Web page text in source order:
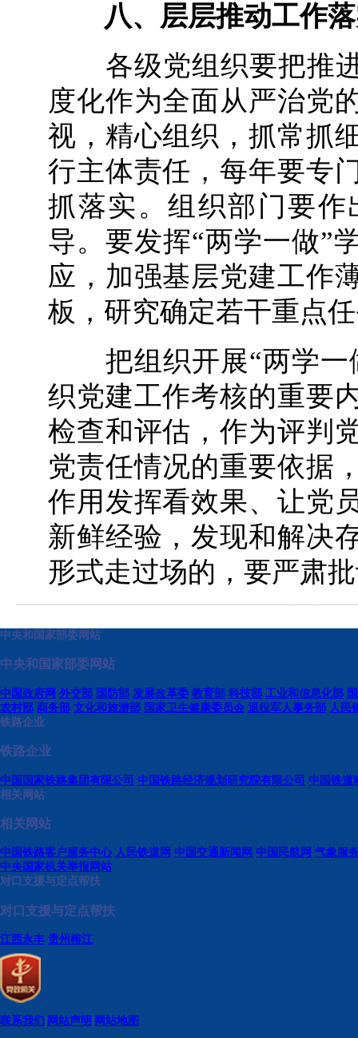
八、层层推动工作
各级党组织要把推进
度化作为全面从严治党
视，精心组织，抓常抓
行主体责任，每年要专
抓落实。组织部门要
导。要发挥“两学一做”
应，加强基层党建工作
板，研究确定若干重点
把组织开展“两学一
织党建工作考核的重要
检查和评估，作为评判
党责任情况的重要依据
作用发挥看效果、让党
新鲜经验，发现和解决
形式走过场的，要严肃
中央和国家部委网站
中央和国家部委网站
中国政府网 外交部 国防部 发展改革委 教育部 科技部 工业和信息化部
农村部 商务部 文化和旅游部 国家卫生健康委员会 退役军人事务部 人民
铁路企业
铁路企业
中国国家铁路集团有限公司 中国铁路经济规划研究院有限公司 中国铁道
相关网站
相关网站
中国铁路客户服务中心 人民铁道网 中国交通新闻网 中国民航网 气象服
中央国家机关举报网站
对口支援与定点帮扶
对口支援与定点帮扶
江西永丰 贵州榕江
联系我们 网站声明 网站地图